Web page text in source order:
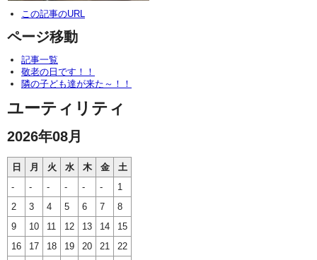
この記事のURL
ページ移動
記事一覧
敬老の日です！！
隣の子ども達が来た～！！
ユーティリティ
2026年08月
日 月 火 水 木 金
土
-
- - - - -
1
2
3 4 5 6 7
8
9
10 11 12 13 14
15
16
17 18 19 20 21
22